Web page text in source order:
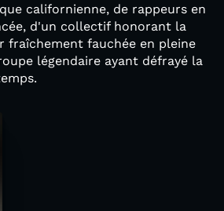
californienne, de rappeurs en
d'un collectif honorant la
fraîchement fauchée en pleine
légendaire ayant défrayé la